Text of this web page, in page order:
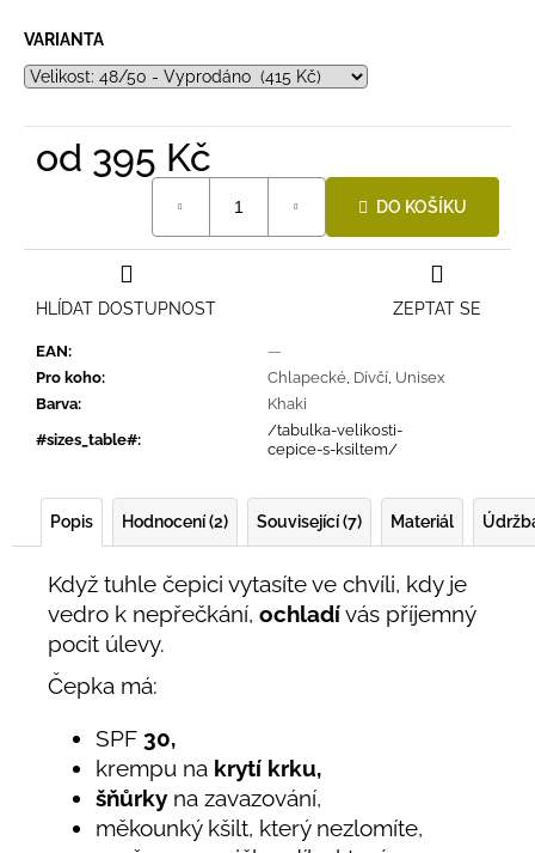
VARIANTA
od 395 Kč
DO KOŠÍKU
EAN:
—
Pro koho: Chlapecké, Dívčí, Unisex
Barva:
Khaki
#sizes_table#:
/tabulka-velikosti-
cepice-s-ksiltem/
ZEPTAT SE
HLÍDAT DOSTUPNOST
Popis Hodnocení (2) Související (7) Materiál
Když tuhle čepici vytasíte ve chvíli, kdy je
vedro k nepřečkání, ochladívás příjemný
pocit úlevy.
Čepka má:
SPF 30,
krempu na krytí krku,
šňůrky na zavazování,
měkounký kšilt, který nezlomíte,